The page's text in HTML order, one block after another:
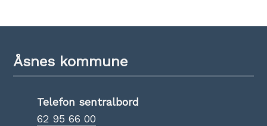
Åsnes kommune
Telefon sentralbord
62 95 66 00